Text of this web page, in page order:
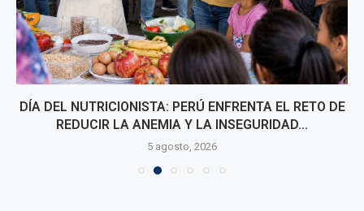
DÍA DEL NUTRICIONISTA: PERÚ ENFRENTA EL RETO DE
REDUCIR LA ANEMIA Y LA INSEGURIDAD...
5 agosto, 2026